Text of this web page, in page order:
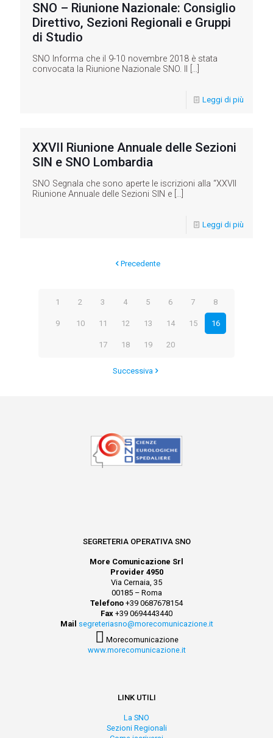
SNO – Riunione Nazionale: Consiglio
Direttivo, Sezioni Regionali e Gruppi
di Studio
SNO Informa che il 9-10 novembre 2018 è stata
convocata la Riunione Nazionale SNO. Il
[…]
Leggi di più
XXVII Riunione Annuale delle Sezioni
SIN e SNO Lombardia
SNO Segnala che sono aperte le iscrizioni alla “XXVII
Riunione Annuale delle Sezioni SIN e […]
Leggi di più
Precedente
1 2 3 4 5 6 7 8
9 10 11 12 13 14 15 16
17 18 19 20
Successiva
SEGRETERIA OPERATIVA SNO
More Comunicazione Srl
Provider 4950
Via Cernaia, 35
00185 – Roma
Telefono +39 0687678154
Fax +39 0694443440
Mail segreteriasno@morecomunicazione.it
Morecomunicazione
www.morecomunicazione.it
LINK UTILI
La SNO
Sezioni Regionali